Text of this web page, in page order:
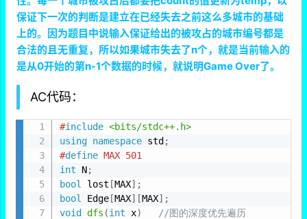
保证下一次的判断是建立在已经失去之前这么多城市的基础
上的。因为题目中说输入保证给出的被攻占的城市编号都是
合法的且无重复，所以如果城市失去了n个，就是当前输入的
是从0开始的第n-1个数据的时候，就说明Game Over了。
AC代码：
#include <bits/stdc++.h>
using namespace std ;
#define MAX 501
int N;
bool
lost [MAX] ;
bool
Edge [MAX] [MAX] ;
void
dfs (int x)
//图的深度优先遍历